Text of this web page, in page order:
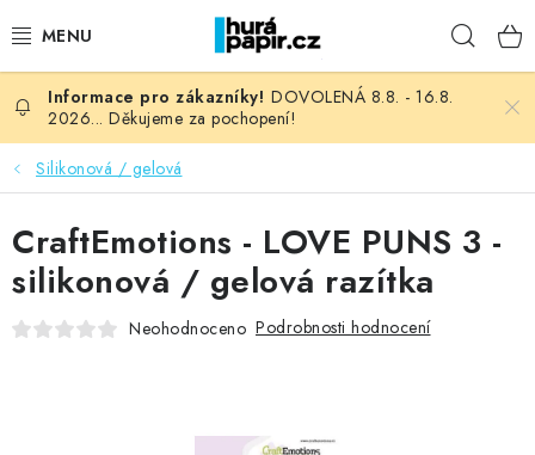
na
NOVINKY
HURÁ DÍLNA
VŠECHNO ZBOŽÍ
KNIHAŘSKÝ MATERIÁL
DOVOLENÁ 8.8. - 16.8.
2026... Děkujeme za pochopení!
Silikonová / gelová
CraftEmotions - LOVE PUNS 3 -
silikonová / gelová razítka
Neohodnoceno Podrobnosti hodnocení